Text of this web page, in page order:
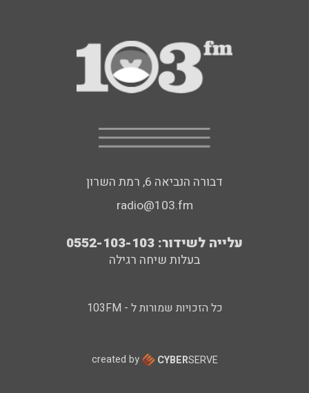
דבורה הנביאה 6, רמת השרון
radio@103.fm
עלייה לשידור: 0552-103-103
בעלות שיחה רגילה
כל הזכויות שמורות ל - 103FM
created by CYBERSERVE